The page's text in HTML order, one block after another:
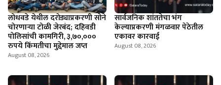
लोधवडे येथील दरोड्याप्रकरणी सोने
चोरणाऱ्या टोळी जेरबंद; दहिवडी
पोलिसांची कामगिरी, ३,७०,०००
रुपये किंमतीचा मुद्देमाल जप्त
August 08, 2026
सार्वजनिक शांततेचा भंग
केल्याप्रकरणी मंगळवार पेठेतील
एकावर कारवाई
August 08, 2026